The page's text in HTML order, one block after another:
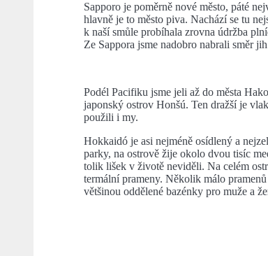
Sapporo je poměrně nové město, páté
hlavně je to město piva. Nachází se tu
k naší smůle probíhala zrovna údržba
Ze Sappora jsme nadobro nabrali směr
Podél Pacifiku jsme jeli až do města
japonský ostrov Honšú. Ten dražší je
použili i my.
Hokkaidó je asi nejméně osídlený a
parky, na ostrově žije okolo dvou tisíc
tolik lišek v životě neviděli. Na celém
termální prameny. Několik málo
většinou oddělené bazénky pro muže a